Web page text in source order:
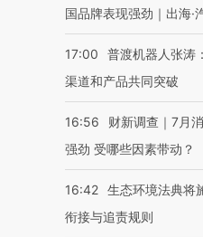
国品牌表现强劲｜出海·
17:00
普渡机器人张涛
渠道和产品共同突破
16:56
财新调查｜7月
强劲 受哪些因素带动？
16:42 生态环境法典将
衔接与追责规则